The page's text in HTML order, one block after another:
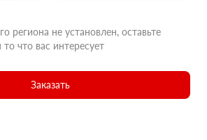
региона не установлен, оставьте
что вас интересует
Заказать